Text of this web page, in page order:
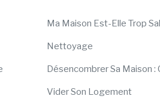
Ma Maison Est-Elle Trop
Nettoyage
Désencombrer Sa Maison
Vider Son Logement